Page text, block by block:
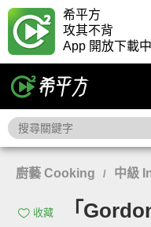
希平方
攻其不背
App 開放下載中
廚藝 Cooking / 中級
收藏
「